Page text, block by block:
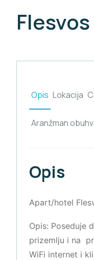
Flesvos
Opis Lokacija
Aranžman
Opis
Apart/hotel
Opis: Poseduje
prizemlju i na
WiFi internet i